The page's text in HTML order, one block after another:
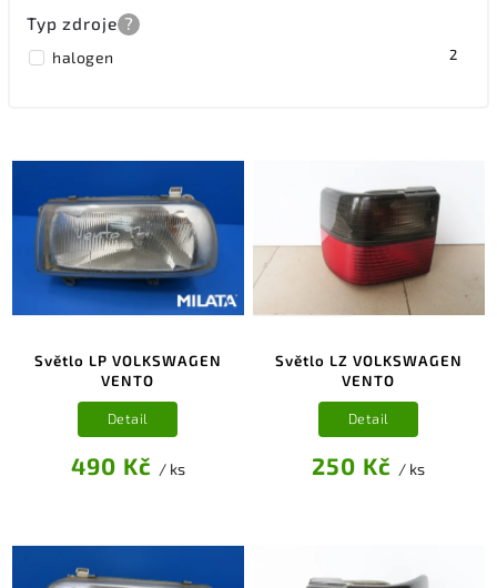
Typ zdroje ?
halogen 2
Světlo LP VOLKSWAGEN
VENTO
490 Kč / ks
Detail
Světlo LZ VOLKSWAGEN
VENTO
250 Kč / ks
Detail